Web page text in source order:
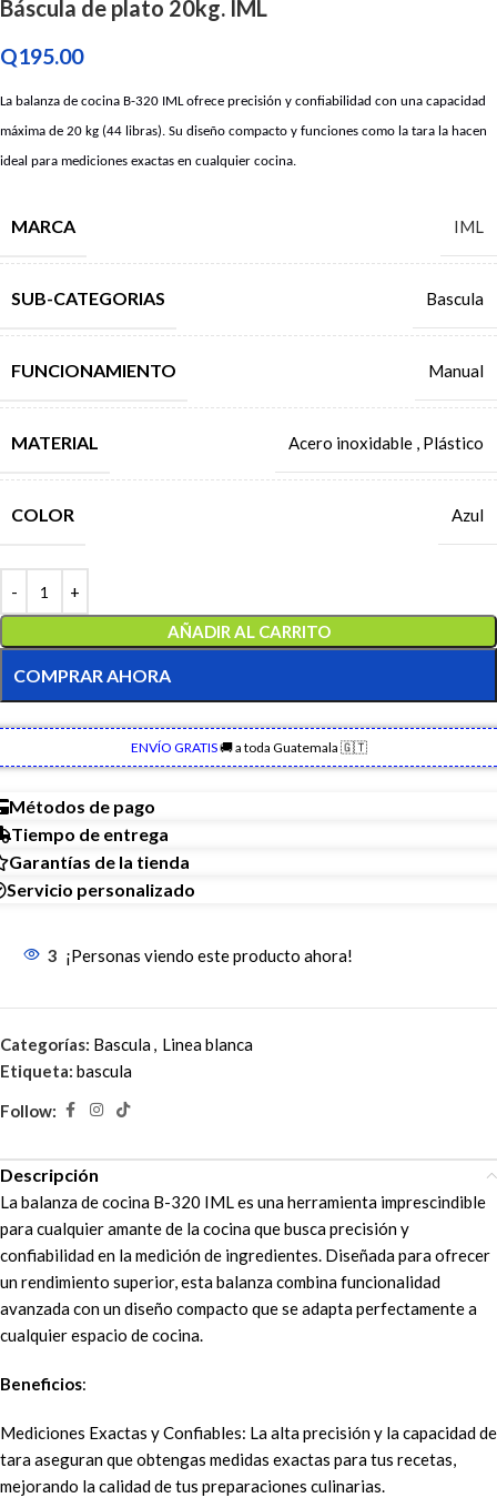
Báscula de plato 20kg. IML
Q195.00
La balanza de cocina B-320 IML ofrece precisión y confiabilidad con una capacidad
máxima de 20 kg (44 libras). Su diseño compacto y funciones como la tara la hacen
ideal para mediciones exactas en cualquier cocina.
MARCA IML
SUB-CATEGORIAS Bascula
FUNCIONAMIENTO Manual
MATERIAL Acero inoxidable , Plástico
COLOR Azul
AÑADIR AL CARRITO
COMPRAR AHORA
ENVÍO GRATIS🚚 a toda Guatemala 🇬🇹
Métodos de pago
Tiempo de entrega
Garantías de la tienda
Servicio personalizado
3 ¡Personas viendo este producto ahora!
Categorías: Bascula, Linea blanca
Etiqueta: bascula
Follow:
Descripción
La balanza de cocina B-320 IML es una herramienta imprescindible
para cualquier amante de la cocina que busca precisión y
confiabilidad en la medición de ingredientes. Diseñada para ofrecer
un rendimiento superior, esta balanza combina funcionalidad
avanzada con un diseño compacto que se adapta perfectamente a
cualquier espacio de cocina.
Beneficios:
Mediciones Exactas y Confiables: La alta precisión y la capacidad de
tara aseguran que obtengas medidas exactas para tus recetas,
mejorando la calidad de tus preparaciones culinarias.